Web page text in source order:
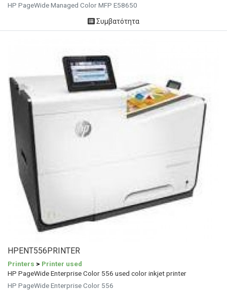
HP PageWide Managed Color MFP E58650
Συμβατότητα
HPENT556PRINTER
Printers > Printer used
HP PageWide Enterprise Color 556 used color inkjet printer
HP PageWide Enterprise Color 556